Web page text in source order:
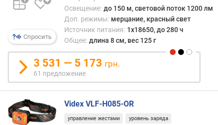
в
ту
д
о
и
х
к
д
Спросить
Освещение: до 150 м, световой поток 1200 лм
Доп. режимы: мерцание, красный свет
Источник питания: 1х18650, до 280 ч
Общее: длина 8 см, вес 125 г
3 531 — 5 173 грн.
61 предложение
Videx VLF-H085-OR
управление жестами уровень заряда